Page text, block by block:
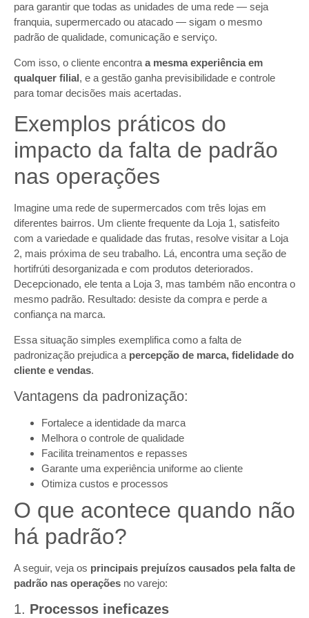
para garantir que todas as unidades de uma rede — seja
franquia, supermercado ou atacado — sigam o mesmo
padrão de qualidade, comunicação e serviço.
Com isso, o cliente encontra a mesma experiência em
qualquer filial, e a gestão ganha previsibilidade e controle
para tomar decisões mais acertadas.
Exemplos práticos do
impacto da falta de padrão
nas operações
Imagine uma rede de supermercados com três lojas em
diferentes bairros. Um cliente frequente da Loja 1, satisfeito
com a variedade e qualidade das frutas, resolve visitar a Loja
2, mais próxima de seu trabalho. Lá, encontra uma seção de
hortifrúti desorganizada e com produtos deteriorados.
Decepcionado, ele tenta a Loja 3, mas também não encontra o
mesmo padrão. Resultado: desiste da compra e perde a
confiança na marca.
Essa situação simples exemplifica como a falta de
padronização prejudica a percepção de marca, fidelidade do
cliente e vendas.
Vantagens da padronização:
Fortalece a identidade da marca
Melhora o controle de qualidade
Facilita treinamentos e repasses
Garante uma experiência uniforme ao cliente
Otimiza custos e processos
O que acontece quando não
há padrão?
A seguir, veja os principais prejuízos causados pela falta de
padrão nas operações no varejo:
1. Processos ineficazes